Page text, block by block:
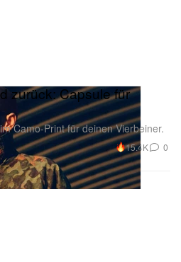
zurück: Capsule für
Camo-Print für deinen Vierbeiner.
15.4K 0